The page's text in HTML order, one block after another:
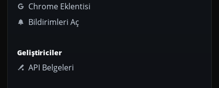
Chrome Eklentisi
Bildirimleri Aç
Geliştiriciler
API Belgeleri